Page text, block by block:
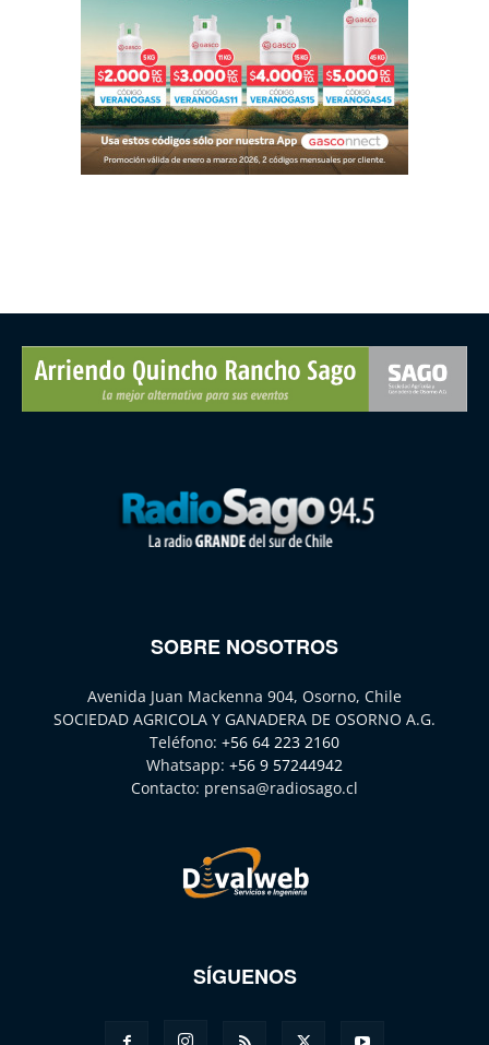
SOBRE NOSOTROS
Avenida Juan Mackenna 904, Osorno, Chile
SOCIEDAD AGRICOLA Y GANADERA DE OSORNO A.G.
Teléfono: +56 64 223 2160
Whatsapp: +56 9 57244942
Contacto: prensa@radiosago.cl
SÍGUENOS